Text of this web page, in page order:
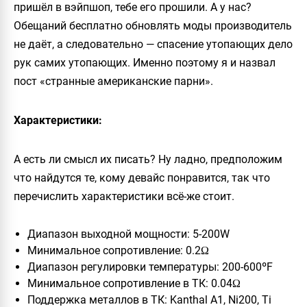
пришёл в вэйпшоп, тебе его прошили. А у нас?
Обещаний бесплатно обновлять моды производитель
не даёт, а следовательно — спасение утопающих дело
рук самих утопающих. Именно поэтому я и назвал
пост «странные американские парни».
Характеристики:
А есть ли смысл их писать? Ну ладно, предположим
что найдутся те, кому девайс понравится, так что
перечислить характеристики всё-же стоит.
Диапазон выходной мощности: 5-200W
Минимальное сопротивление: 0.2Ω
Диапазон регулировки температуры: 200-600ºF
Минимальное сопротивление в ТК: 0.04Ω
Поддержка металлов в ТК: Kanthal A1, Ni200, Ti